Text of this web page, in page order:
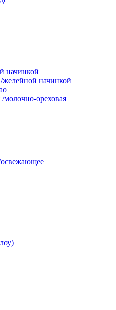
начинкой
желейной начинкой
молочно-ореховая
освежающее